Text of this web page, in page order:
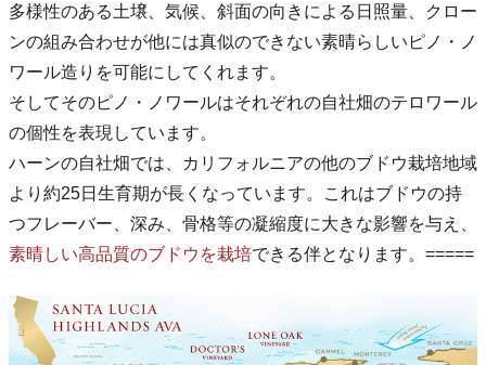
多様性のある土壌、気候、斜面の向きによる日照量、クロー
ンの組み合わせが他には真似のできない素晴らしいピノ・ノ
ワール造りを可能にしてくれます。
そしてそのピノ・ノワールはそれぞれの自社畑のテロワール
の個性を表現しています。
ハーンの自社畑では、カリフォルニアの他のブドウ栽培地域
より約25日生育期が長くなっています。これはブドウの持
つフレーバー、深み、骨格等の凝縮度に大きな影響を与え、
素晴しい高品質のブドウを栽培できる伴となります。=====